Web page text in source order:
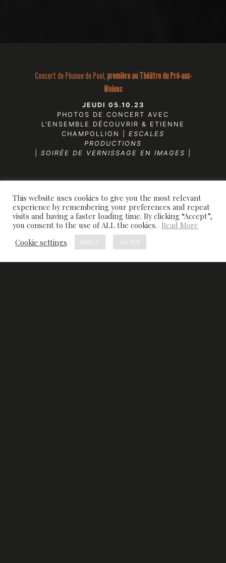
Concert de Phanee de Pool,première auThéâtre du Pré-aux-
Moines
JEUDI 05.10.23
PHOTOS DE CONCERT AVEC
L’ ENSEMBLE DÉCOUVRIR & ETIENNE
CHAMPOLLION
ESCALES
PRODUCTIONS
SOIRÉE DE VERNISSAGE EN IMAGES
This website uses cookies to give you the most relevant
experience by remembering your preferences and repeat
visits and having a faster loading time. By clicking “Accept”,
you consent to the use of ALL the cookies. Read More
Cookie settings
REJECT ACCEPT